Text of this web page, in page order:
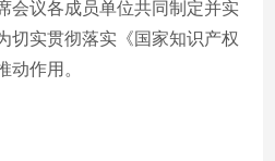
会议各成员单位共同制定并实
切实贯彻落实《国家知识产权
动作用。